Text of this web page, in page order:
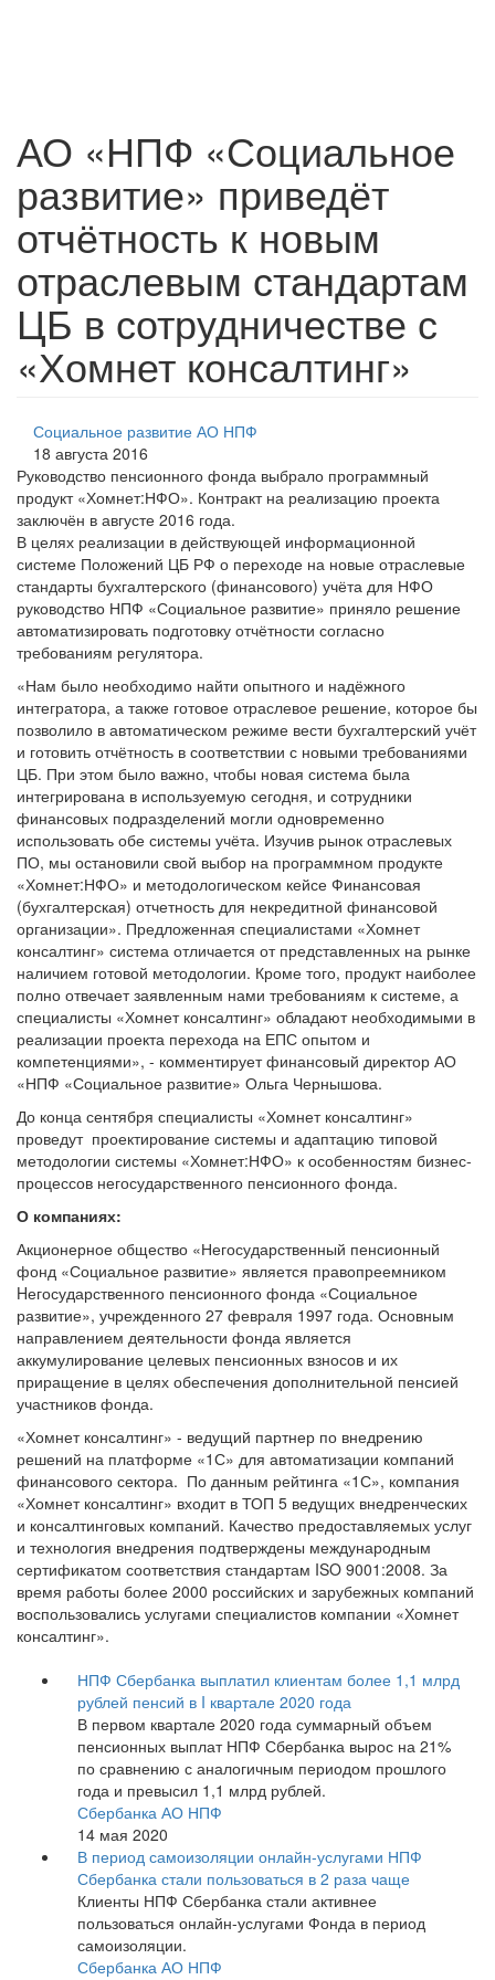
АО «НПФ «Социальное
развитие» приведёт
отчётность к новым
отраслевым стандартам
ЦБ в сотрудничестве с
«Хомнет консалтинг»
Социальное развитие АО НПФ
18 августа 2016
Руководство пенсионного фонда выбрало программный
продукт «Хомнет:НФО». Контракт на реализацию проекта
заключён в августе 2016 года.
В целях реализации в действующей информационной
системе Положений ЦБ РФ о переходе на новые отраслевые
стандарты бухгалтерского (финансового) учёта для НФО
руководство НПФ «Социальное развитие» приняло решение
автоматизировать подготовку отчётности согласно
требованиям регулятора.
«Нам было необходимо найти опытного и надёжного
интегратора, а также готовое отраслевое решение, которое бы
позволило в автоматическом режиме вести бухгалтерский учёт
и готовить отчётность в соответствии с новыми требованиями
ЦБ. При этом было важно, чтобы новая система была
интегрирована в используемую сегодня, и сотрудники
финансовых подразделений могли одновременно
использовать обе системы учёта. Изучив рынок отраслевых
ПО, мы остановили свой выбор на программном продукте
«Хомнет:НФО» и методологическом кейсе Финансовая
(бухгалтерская) отчетность для некредитной финансовой
организации». Предложенная специалистами «Хомнет
консалтинг» система отличается от представленных на рынке
наличием готовой методологии. Кроме того, продукт наиболее
полно отвечает заявленным нами требованиям к системе, а
специалисты «Хомнет консалтинг» обладают необходимыми в
реализации проекта перехода на ЕПС опытом и
компетенциями», - комментирует финансовый директор АО
«НПФ «Социальное развитие» Ольга Чернышова.
До конца сентября специалисты «Хомнет консалтинг»
проведут проектирование системы и адаптацию типовой
методологии системы «Хомнет:НФО» к особенностям бизнес-
процессов негосударственного пенсионного фонда.
О компаниях:
Акционерное общество «Негосударственный пенсионный
фонд «Социальное развитие» является правопреемником
Hегосударственного пенсионного фонда «Социальное
развитие», учрежденного 27 февраля 1997 года. Основным
направлением деятельности фонда является
аккумулирование целевых пенсионных взносов и их
приращение в целях обеспечения дополнительной пенсией
участников фонда.
«Хомнет консалтинг» - ведущий партнер по внедрению
решений на платформе «1С» для автоматизации компаний
финансового сектора. По данным рейтинга «1С», компания
«Хомнет консалтинг» входит в ТОП 5 ведущих внедренческих
и консалтинговых компаний. Качество предоставляемых услуг
и технология внедрения подтверждены международным
сертификатом соответствия стандартам ISO 9001:2008. За
время работы более 2000 российских и зарубежных компаний
воспользовались услугами специалистов компании «Хомнет
консалтинг».
НПФ Сбербанка выплатил клиентам более 1,1 млрд
рублей пенсий в I квартале 2020 года
В первом квартале 2020 года суммарный объем
пенсионных выплат НПФ Сбербанка вырос на 21%
по сравнению с аналогичным периодом прошлого
года и превысил 1,1 млрд рублей.
Сбербанка АО НПФ
14 мая 2020
В период самоизоляции онлайн-услугами НПФ
Сбербанка стали пользоваться в 2 раза чаще
Клиенты НПФ Сбербанка стали активнее
пользоваться онлайн-услугами Фонда в период
самоизоляции.
Сбербанка АО НПФ